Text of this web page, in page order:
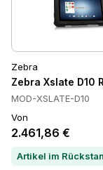
Zebra
Zebra Xslate D10
MOD-XSLATE-D10
Von
2.461,86 €